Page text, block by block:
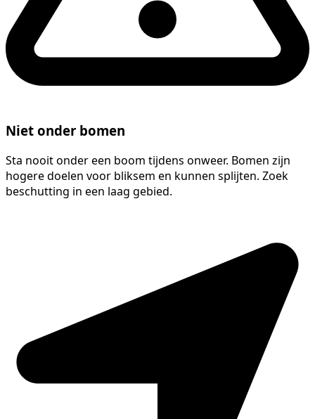
Niet onder bomen
Sta nooit onder een boom tijdens onweer. Bomen zijn
hogere doelen voor bliksem en kunnen splijten. Zoek
beschutting in een laag gebied.